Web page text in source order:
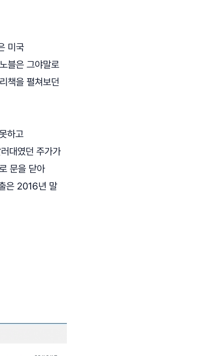
미국
블은 그야말로
책을 펼쳐보던
하고
대였던 주가가
문을 닫아
은 2016년 말